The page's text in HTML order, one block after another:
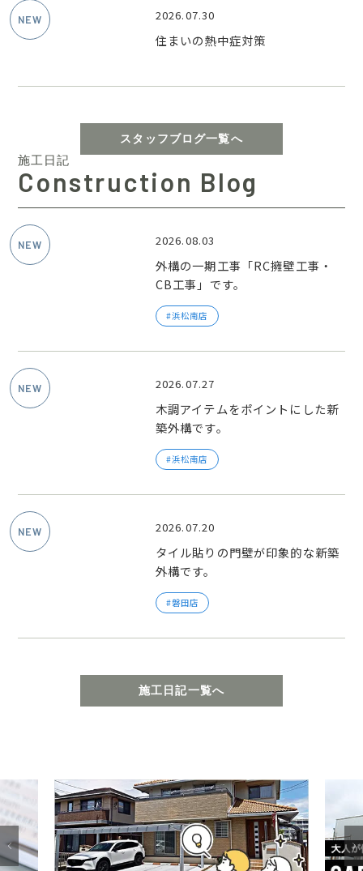
2026.07.30
住まいの熱中症対策
スタッフブログ一覧へ
施工日記
Construction Blog
2026.08.03
外構の一期工事「RC擁壁工事・
CB工事」です。
浜松南店
2026.07.27
木調アイテムをポイントにした新
築外構です。
浜松南店
2026.07.20
タイル貼りの門壁が印象的な新築
外構です。
磐田店
施工日記一覧へ